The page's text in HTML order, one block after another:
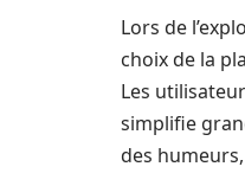
Lors de
choix de la
Les
simplifie
des